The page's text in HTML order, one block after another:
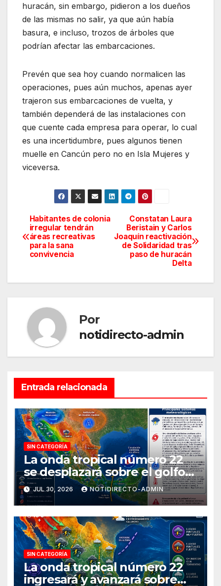
huracán, sin embargo, pidieron a los dueños
de las mismas no salir, ya que aún había
basura, e incluso, trozos de árboles que
podrían afectar las embarcaciones.
Prevén que sea hoy cuando normalicen las
operaciones, pues aún muchos, apenas ayer
trajeron sus embarcaciones de vuelta, y
también dependerá de las instalaciones con
que cuente cada empresa para operar, lo cual
es una incertidumbre, pues algunos tienen
muelle en Cancún pero no en Isla Mujeres y
viceversa.
Navegación
de
Constatan Laura
Beristain y Carlos
Joaquín reactivación
de Solidaridad tras
paso de huracán
Delta
Habitantes de colonia
irregular tendrán
áreas recreativas
para la sana
convivencia
Por
notidirecto-admin
Entrada relacionada
SIN CATEGORÍA
La onda tropical número 22
se desplazará sobre el golfo
de Tehuantepec y el sur del
país
JUL 30, 2026 NOTIDIRECTO-ADMIN
SIN CATEGORÍA
La onda tropical número 22
ingresará y avanzará sobre